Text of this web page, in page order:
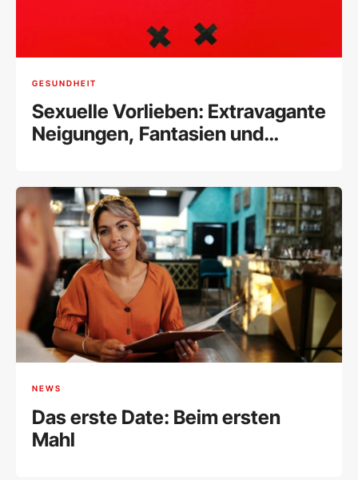
GESUNDHEIT
Sexuelle Vorlieben: Extravagante
Neigungen, Fantasien und
NEWS
Das erste Date: Beim ersten
Mahl